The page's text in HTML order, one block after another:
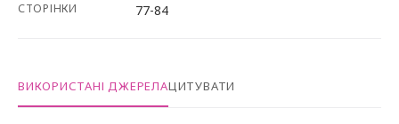
СТОРІНКИ 77-84
ВИКОРИСТАНІ ДЖЕРЕЛАЦИТУВАТИ